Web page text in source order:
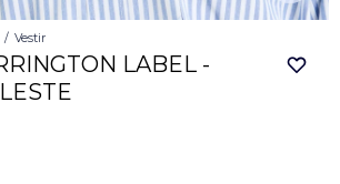
Vestir
LABEL -